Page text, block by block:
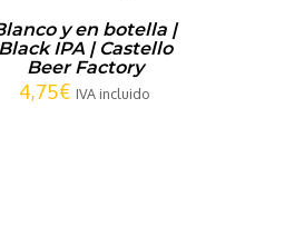
y en botella |
Black IPA | Castello
Beer Factory
4,75€ IVA incluido